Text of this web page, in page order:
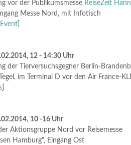
vor der Publikumsmesse ReiseZeit
Messe Nord, mit Infotisch
]
12 - 14:30 Uhr
der Tierversuchsgegner Berlin-
im Terminal D vor den Air France-
]
, 10 -16 Uhr
Aktionsgruppe Nord vor Reisemesse
Hamburg", Eingang Ost